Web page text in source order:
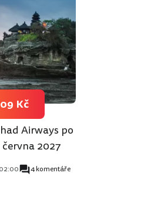
Airways po
2027
4 komentáře
Kč